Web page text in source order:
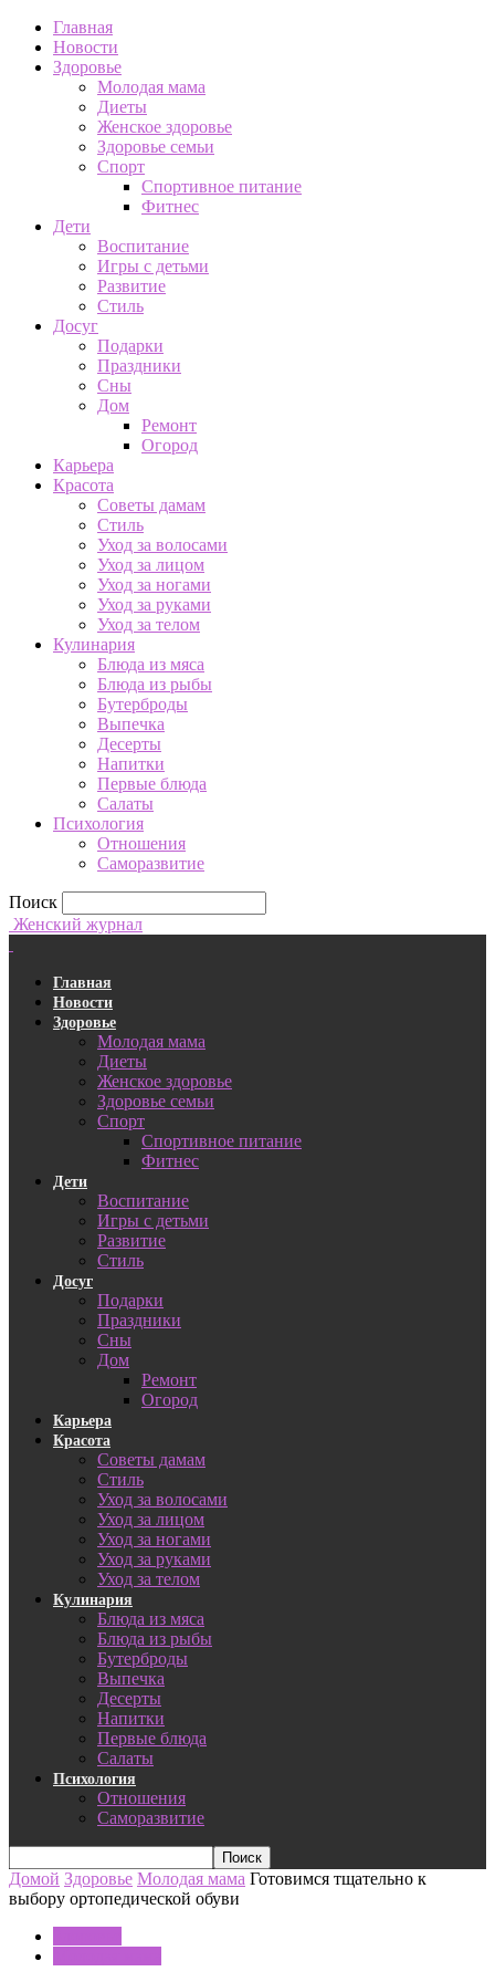
Главная
Новости
Здоровье
Молодая мама
Диеты
Женское здоровье
Здоровье семьи
Спорт
Спортивное питание
Фитнес
Дети
Воспитание
Игры с детьми
Развитие
Стиль
Досуг
Подарки
Праздники
Сны
Дом
Ремонт
Огород
Карьера
Красота
Советы дамам
Стиль
Уход за волосами
Уход за лицом
Уход за ногами
Уход за руками
Уход за телом
Кулинария
Блюда из мяса
Блюда из рыбы
Бутерброды
Выпечка
Десерты
Напитки
Первые блюда
Салаты
Психология
Отношения
Саморазвитие
Поиск
Женский журнал
Главная
Новости
Здоровье
Молодая мама
Диеты
Женское здоровье
Здоровье семьи
Спорт
Спортивное питание
Фитнес
Дети
Воспитание
Игры с детьми
Развитие
Стиль
Досуг
Подарки
Праздники
Сны
Дом
Ремонт
Огород
Карьера
Красота
Советы дамам
Стиль
Уход за волосами
Уход за лицом
Уход за ногами
Уход за руками
Уход за телом
Кулинария
Блюда из мяса
Блюда из рыбы
Бутерброды
Выпечка
Десерты
Напитки
Первые блюда
Салаты
Психология
Отношения
Саморазвитие
Домой Здоровье Молодая мама Готовимся тщательно к
выбору ортопедической обуви